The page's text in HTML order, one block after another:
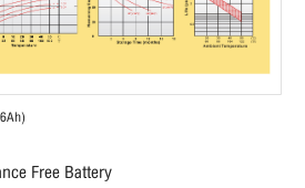
Free Battery